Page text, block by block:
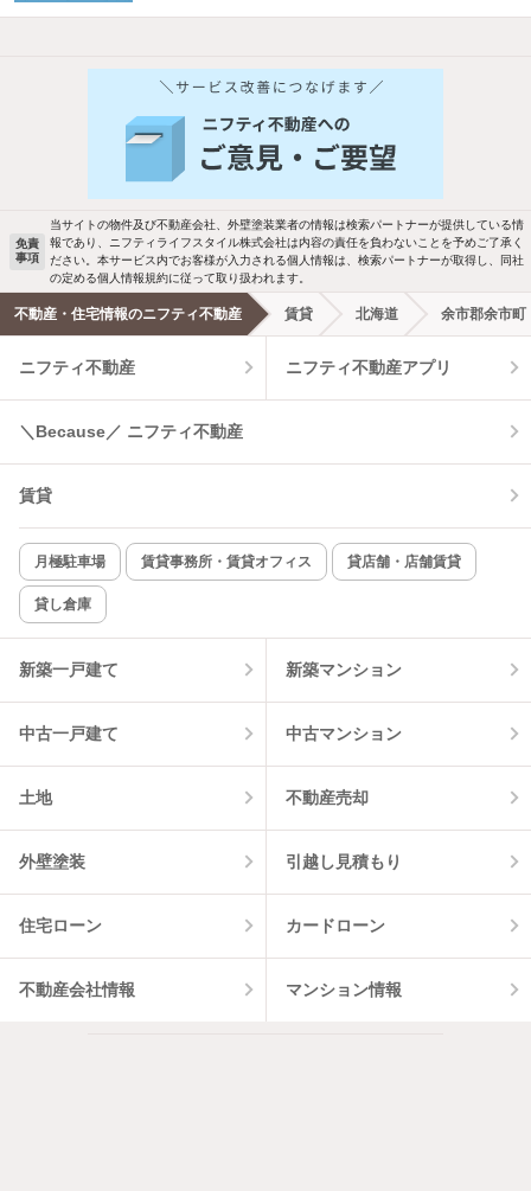
他の人はこんな条件で絞り込んでいます！
バス・トイレ別 2階以上
駐車場あり ペット相談
洗濯機置場あり 独立洗面台
エアコンあり 都市ガス
温水洗浄便座 オートロック
コンロ2口以上
新着のみ インターネット無料
該当件数:
13
物件一覧に反映
免責
事項
当サイトの物件及び不動産会社、外壁塗装業者の情報は検索パートナーが提供している情
報であり、ニフティライフスタイル株式会社は内容の責任を負わないことを予めご了承く
ださい。本サービス内でお客様が入力される個人情報は、検索パートナーが取得し、同社
の定める個人情報規約に従って取り扱われます。
不動産・住宅情報のニフティ不動産 賃貸 北海道 余市郡余市町
ニフティ不動産 ニフティ不動産アプリ
＼Because／ ニフティ不動産
賃貸
月極駐車場 賃貸事務所・賃貸オフィス 貸店舗・店舗賃貸
貸し倉庫
新築一戸建て 新築マンション
中古一戸建て 中古マンション
土地 不動産売却
外壁塗装 引越し見積もり
住宅ローン カードローン
不動産会社情報 マンション情報